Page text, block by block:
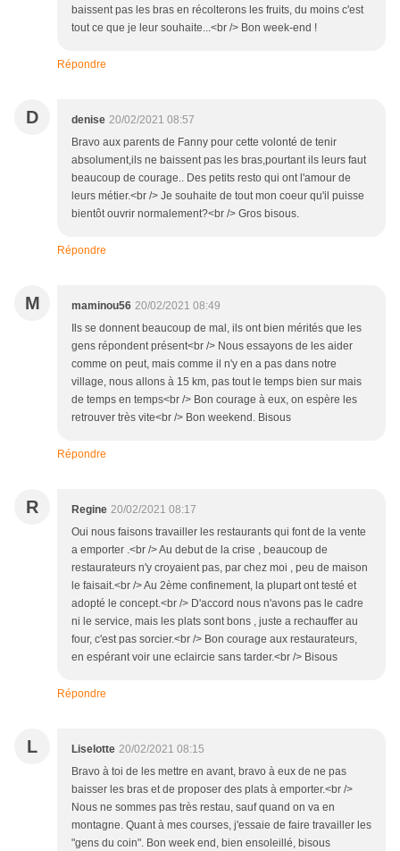
baissent pas les bras en récolterons les fruits, du moins c'est
tout ce que je leur souhaite...<br /> Bon week-end !
Répondre
D denise 20/02/2021 08:57
Bravo aux parents de Fanny pour cette volonté de tenir
absolument,ils ne baissent pas les bras,pourtant ils leurs faut
beaucoup de courage.. Des petits resto qui ont l'amour de
leurs métier.<br /> Je souhaite de tout mon coeur qu'il puisse
bientôt ouvrir normalement?<br /> Gros bisous.
Répondre
M maminou56 20/02/2021 08:49
Ils se donnent beaucoup de mal, ils ont bien mérités que les
gens répondent présent<br /> Nous essayons de les aider
comme on peut, mais comme il n'y en a pas dans notre
village, nous allons à 15 km, pas tout le temps bien sur mais
de temps en temps<br /> Bon courage à eux, on espère les
retrouver très vite<br /> Bon weekend. Bisous
Répondre
R Regine 20/02/2021 08:17
Oui nous faisons travailler les restaurants qui font de la vente
a emporter .<br /> Au debut de la crise , beaucoup de
restaurateurs n'y croyaient pas, par chez moi , peu de maison
le faisait.<br /> Au 2ème confinement, la plupart ont testé et
adopté le concept.<br /> D'accord nous n'avons pas le cadre
ni le service, mais les plats sont bons , juste a rechauffer au
four, c'est pas sorcier.<br /> Bon courage aux restaurateurs,
en espérant voir une eclaircie sans tarder.<br /> Bisous
Répondre
L Liselotte 20/02/2021 08:15
Bravo à toi de les mettre en avant, bravo à eux de ne pas
baisser les bras et de proposer des plats à emporter.<br />
Nous ne sommes pas très restau, sauf quand on va en
montagne. Quant à mes courses, j'essaie de faire travailler les
"gens du coin". Bon week end, bien ensoleillé, bisous